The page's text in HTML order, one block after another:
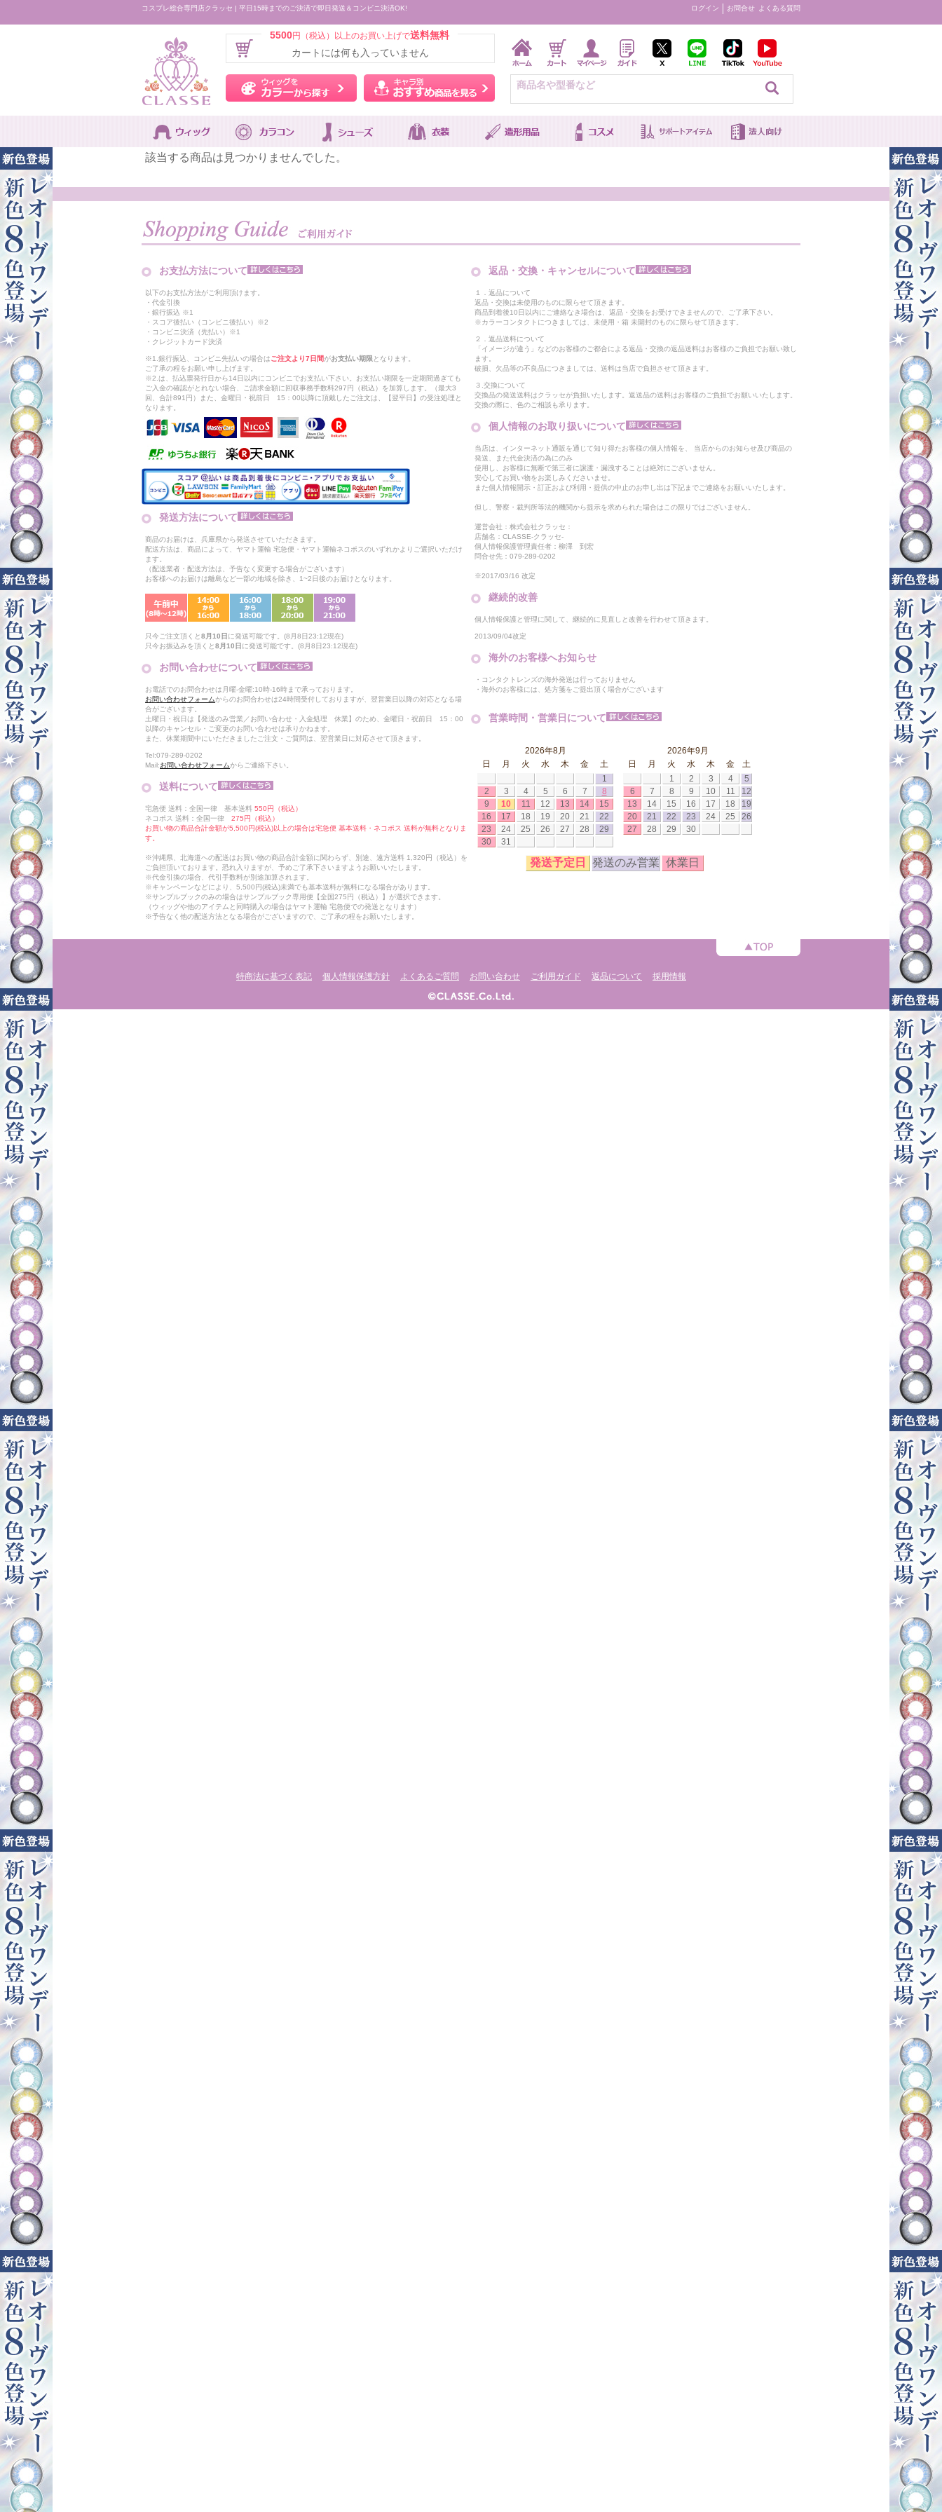
コスプレ総合専門店クラッセ | 平日15時までのご決済で即日発送＆コンビニ決済OK! ログイン お問合せ よくある質問
5500円（税込）以上のお買い上げで送料無料
カートには何も入っていません
ウィッグをカラーから探す キャラ別おすすめ商品を見る
該当する商品は見つかりませんでした。
お支払方法について
以下のお支払方法がご利用頂けます。
・代金引換
・銀行振込 ※1
・スコア後払い（コンビニ後払い）※2
・コンビニ決済（先払い）※1
・クレジットカード決済
※1.銀行振込、コンビニ先払いの場合はご注文より7日間がお支払い期限 となります。
ご了承の程をお願い申し上げます。
※2.は、払込票発行日から14日以内にコンビニでお支払い下さい。お支払い期限を一定期間過ぎても
ご入金の確認がとれない場合、ご請求金額に回収事務手数料297円（税込）を加算します。（最大3
回、合計891円）また、金曜日・祝前日 15：00以降に頂戴したご注文は、【翌平日】の受注処理と
なります。
発送方法について
商品のお届けは、兵庫県から発送させていただきます。
配送方法は、商品によって、ヤマト運輸 宅急便・ヤマト運輸ネコポスのいずれかよりご選択いただけ
ます。
（配送業者・配送方法は、予告なく変更する場合がございます）
お客様へのお届けは離島など一部の地域を除き、1~2日後のお届けとなります。
只今ご注文頂くと8月10日 に発送可能です。(8月8日23:12現在)
只今お振込みを頂くと8月10日 に発送可能です。(8月8日23:12現在)
お問い合わせについて
お電話でのお問合わせは月曜-金曜:10時-16時まで承っております。
お問い合わせフォームからのお問合わせは24時間受付しておりますが、翌営業日以降の対応となる場
合がございます。
土曜日・祝日は【発送のみ営業／お問い合わせ・入金処理 休業】のため、金曜日・祝前日 15：00
以降のキャンセル・ご変更のお問い合わせは承りかねます。
また、休業期間中にいただきましたご注文・ご質問は、翌営業日に対応させて頂きます。
Tel:079-289-0202
Mail:お問い合わせフォームからご連絡下さい。
送料について
宅急便 送料：全国一律 基本送料 550円（税込）
ネコポス 送料：全国一律 275円（税込）
お買い物の商品合計金額が5,500円(税込)以上の場合は宅急便 基本送料・ネコポス 送料が無料となりま
す。
※沖縄県、北海道への配送はお買い物の商品合計金額に関わらず、別途、遠方送料 1,320円（税込）を
ご負担頂いております。恐れ入りますが、予めご了承下さいますようお願いいたします。
※代金引換の場合、代引手数料が別途加算されます。
※キャンペーンなどにより、5,500円(税込)未満でも基本送料が無料になる場合があります。
※サンプルブックのみの場合はサンプルブック専用便【全国275円（税込）】が選択できます。
（ウィッグや他のアイテムと同時購入の場合はヤマト運輸 宅急便での発送となります）
※予告なく他の配送方法となる場合がございますので、ご了承の程をお願いたします。
返品・交換・キャンセルについて
１．返品について
返品・交換は未使用のものに限らせて頂きます。
商品到着後10日以内にご連絡なき場合は、返品・交換をお受けできませんので、ご了承下さい。
※カラーコンタクトにつきましては、未使用・箱 未開封のものに限らせて頂きます。
２．返品送料について
「イメージが違う」などのお客様のご都合による返品・交換の返品送料はお客様のご負担でお願い致し
ます。
破損、欠品等の不良品につきましては、送料は当店で負担させて頂きます。
３.交換について
交換品の発送送料はクラッセが負担いたします。返送品の送料はお客様のご負担でお願いいたします。
交換の際に、色のご相談も承ります。
個人情報のお取り扱いについて
当店は、インターネット通販を通じて知り得たお客様の個人情報を、 当店からのお知らせ及び商品の
発送、また代金決済の為にのみ
使用し、お客様に無断で第三者に譲渡・漏洩することは絶対にございません。
安心してお買い物をお楽しみくださいませ。
また個人情報開示・訂正および利用・提供の中止のお申し出は下記までご連絡をお願いいたします。
但し、警察・裁判所等法的機関から提示を求められた場合はこの限りではございません。
運営会社：株式会社クラッセ：
店舗名：CLASSE-クラッセ-
個人情報保護管理責任者：柳澤 到宏
問合せ先：079-289-0202
※2017/03/16 改定
継続的改善
個人情報保護と管理に関して、継続的に見直しと改善を行わせて頂きます。
2013/09/04改定
海外のお客様へお知らせ
・コンタクトレンズの海外発送は行っておりません
・海外のお客様には、処方箋をご提出頂く場合がございます
営業時間・営業日について
2026年8月
日
月 火 水 木 金
土
1
2
3 4 5 6 7
8
9
10 11 12 13 14
15
16
17 18 19 20 21
22
23
24 25 26 27 28
29
30
31
2026年9月
日
月 火 水 木 金
土
1
2 3 4
5
6
7 8 9 10 11
12
13
14 15 16 17 18
19
20
21 22 23 24 25
26
27
28 29 30
発送予定日 発送のみ営業 休業日
特商法に基づく表記 個人情報保護方針 よくあるご質問 お問い合わせ ご利用ガイド 返品について 採用情報